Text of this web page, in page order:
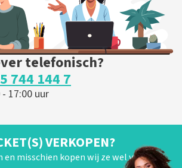
telefonisch?
744 144 7
17:00 uur
VERKOPEN?
misschien kopen wij ze wel van je!